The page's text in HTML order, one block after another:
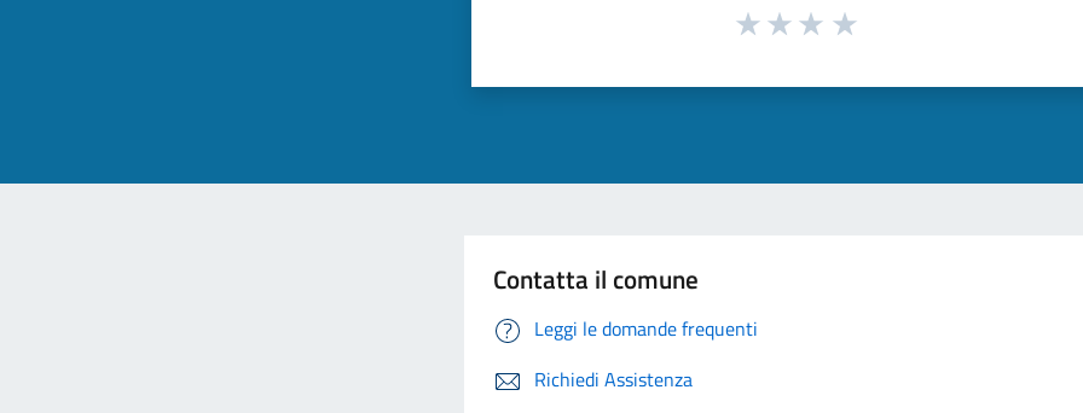
Contatta il comune
Leggi le domande frequenti
Richiedi Assistenza